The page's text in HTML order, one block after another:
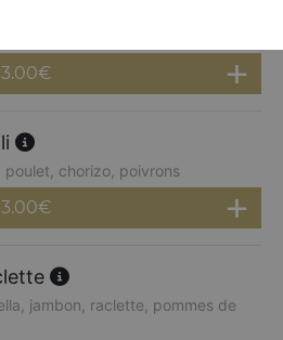
€
poulet, chorizo, poivrons
€
jambon, raclette, pommes de